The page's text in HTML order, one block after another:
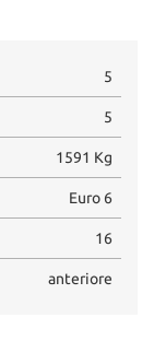
5
5
1591 Kg
Euro 6
16
anteriore